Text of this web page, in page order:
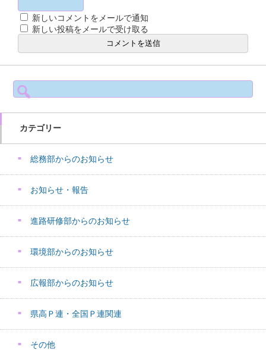
新しいコメントをメールで通知
新しい投稿をメールで受け取る
検
索:
カテゴリー
総務部からのお知らせ
お知らせ・報告
進路研修部からのお知らせ
環境部からのお知らせ
広報部からのお知らせ
県高Ｐ連・全国Ｐ連関連
その他